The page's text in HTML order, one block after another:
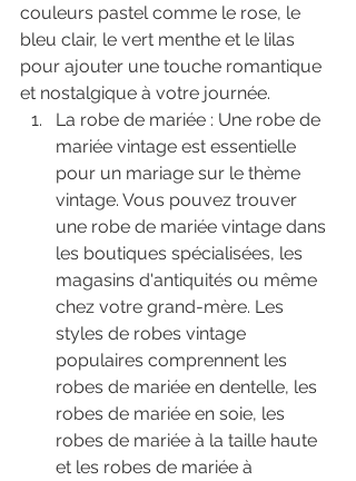
couleurs pastel comme le rose, le
bleu clair, le vert menthe et le lilas
pour ajouter une touche romantique
et nostalgique à votre journée.
La robe de mariée : Une robe de
mariée vintage est essentielle
pour un mariage sur le thème
vintage. Vous pouvez trouver
une robe de mariée vintage dans
les boutiques spécialisées, les
magasins d'antiquités ou même
chez votre grand-mère. Les
styles de robes vintage
populaires comprennent les
robes de mariée en dentelle, les
robes de mariée en soie, les
robes de mariée à la taille haute
et les robes de mariée à